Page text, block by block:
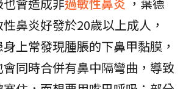
鼻炎好發於20歲以上成人，
上常發現腫脹的下鼻甲黏膜，
同時合併有鼻中隔彎曲，導致